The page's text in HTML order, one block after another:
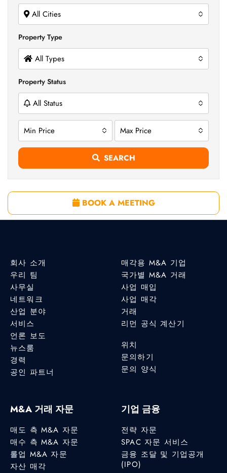
All Cities
Property Type
All Types
Property Status
All Status
Min Price Max Price
SEARCH
BOOK A MEETING
회사 소개
우리 팀
사무실
네트워크
산업 분야
서비스
언론 보도
뉴스룸
경력
공인 파트너
매각용 M&A 기업
국가별 M&A 거래
사업 매입
사업 매각
거래
리먼 공식 계산기
위치
문의하기
문의 양식
M&A 거래 자문
매도 측 M&A 자문
매수 측 M&A 자문
롤업 M&A 자문
자산 매각
기업 금융
전략 자문
SPAC 자문 서비스
금융 조달 및 기업공개
(IPO)